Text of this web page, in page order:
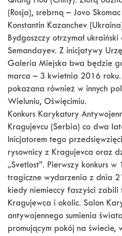
(Rosja), srebrną – Jovo
Konstantin Kazanchev
Bydgoszczy otrzymał
Semandayev. Z inicjatywy
Galeria Miejska bwa będzie
marca – 3 kwietnia 2016
pokazana również w innych
Wieluniu, Oświęcimiu.
Konkurs Karykatury
Kragujevcu (Serbia) co dwa
Inicjatorem tego
rysownicy z Kragujevca oraz
„Svetlost”. Pierwszy konkurs
tragiczne wydarzenia z dnia
kiedy niemieccy faszyści zabili
Kragujewca i okolic. Salon
antywojennego sumienia
promującym pokój na świecie,